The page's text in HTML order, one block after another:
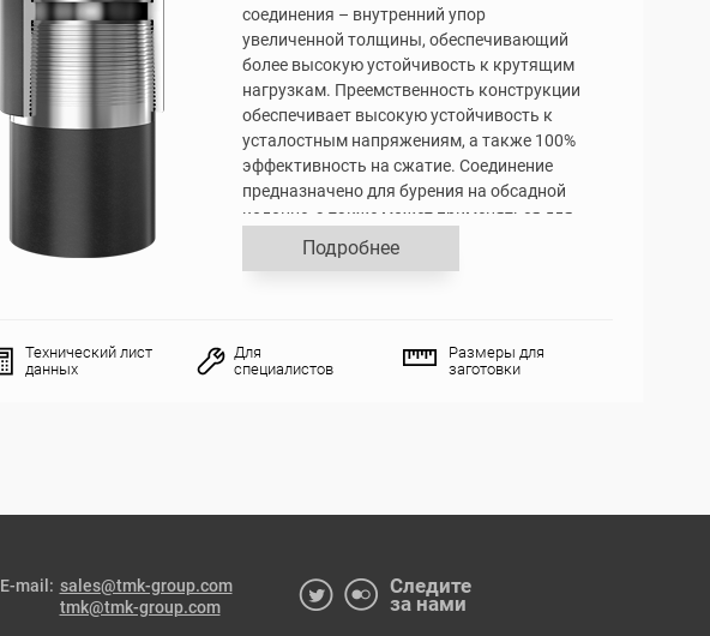
соединения – внутренний упор
увеличенной толщины, обеспечивающий
более высокую устойчивость к крутящим
нагрузкам. Преемственность конструкции
обеспечивает высокую устойчивость к
усталостным напряжениям, а также 100%
эффективность на сжатие. Соединение
предназначено для бурения на обсадной
колонне, а также может применяться для
спуска и цементирования с вращением.
Подробнее
Технический лист
данных
Для
специалистов
Размеры для
заготовки
E-mail: sales@tmk-group.com
tmk@tmk-group.com
Следите
за нами